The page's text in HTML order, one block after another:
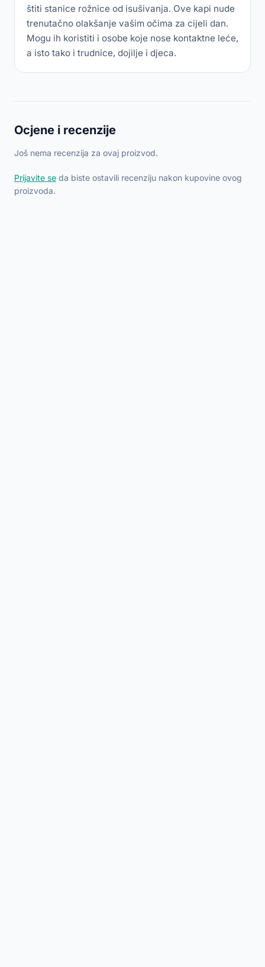
štiti stanice rožnice od isušivanja. Ove kapi nude
trenutačno olakšanje vašim očima za cijeli dan.
Mogu ih koristiti i osobe koje nose kontaktne leće,
a isto tako i trudnice, dojilje i djeca.
Ocjene i recenzije
Još nema recenzija za ovaj proizvod.
Prijavite se da biste ostavili recenziju nakon kupovine ovog
proizvoda.